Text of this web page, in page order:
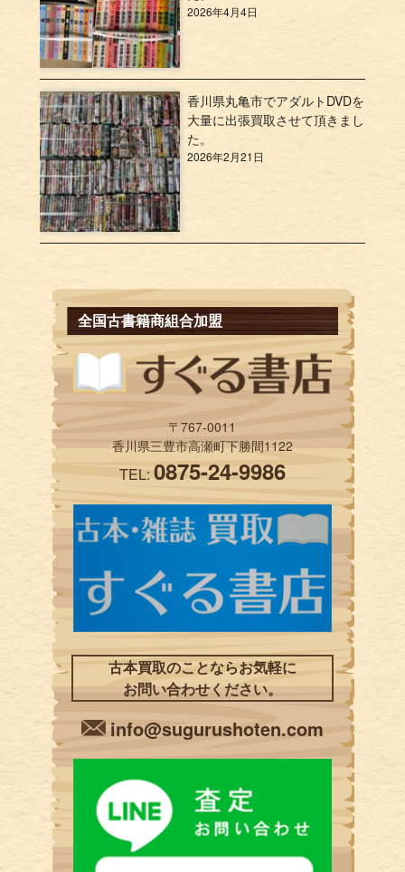
2026年4月4日
香川県丸亀市でアダルトDVDを
大量に出張買取させて頂きまし
た。
2026年2月21日
全国古書籍商組合加盟
〒767-0011
香川県三豊市高瀬町下勝間1122
TEL:0875-24-9986
古本買取のことならお気軽に
お問い合わせください。
info@sugurushoten.com